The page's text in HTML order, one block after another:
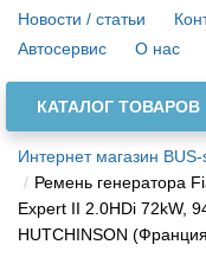
Новости / статьи
Автосервис
О нас
КАТАЛОГ ТОВАРОВ
Интернет магазин
Ремень генератора
Expert II 2.0HDi 72kW,
HUTCHINSON